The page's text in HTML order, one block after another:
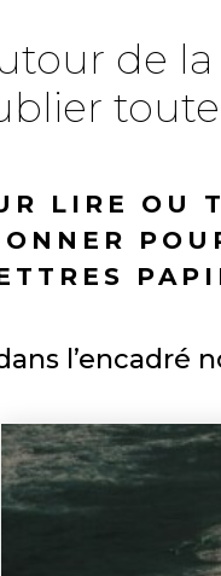
de
LIRE OU
l’encadré